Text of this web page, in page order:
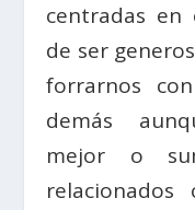
centradas en
de ser
forrarnos
demás
mejor o